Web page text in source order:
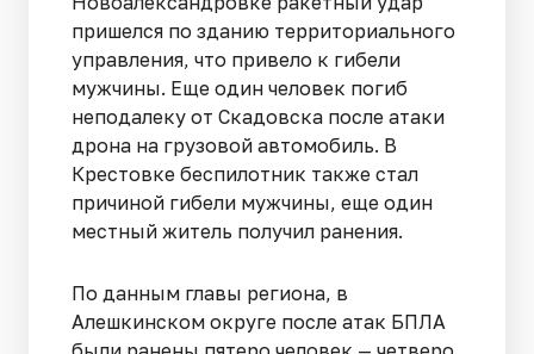
пришелся по зданию территориального
управления, что привело к гибели
мужчины. Еще один человек погиб
неподалеку от Скадовска после атаки
дрона на грузовой автомобиль. В
Крестовке беспилотник также стал
причиной гибели мужчины, еще один
местный житель получил ранения.
По данным главы региона, в
Алешкинском округе после атак БПЛА